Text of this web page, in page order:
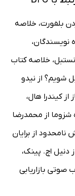
بلفورت، خلاصه
نویسندگان،
خلاصه کتاب
شویم؟ از نیدو
کیندرا هال،
از محمدرضا
از برایان
اچ. پینک،
صوتی بازاریابی